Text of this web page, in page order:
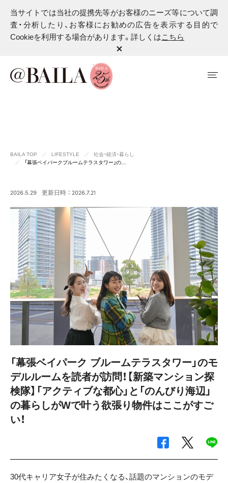
当サイトでは当社の提携先等がお客様のニーズ等について調
査・分析したり、お客様にお勧めの広告を表示する目的で
Cookieを利用する場合があります。詳しくはこちら
BAILA TOP LIFESTYLE
社会・経済・暮らし
「幕張ベイパークブルームテラスタワー」の…
2026.5.29 更新日時 ： 2026.7.21
「幕張ベイパーク ブルームテラスタワー」のモ
デルルームを読者が訪問！【新築マンション探
検隊】「アクティブな都心」と「のんびり海辺」
の暮らしがWで叶う欲張り物件はここがすご
い！
30代キャリア女子が住みたくなる、話題のマンションのモデ